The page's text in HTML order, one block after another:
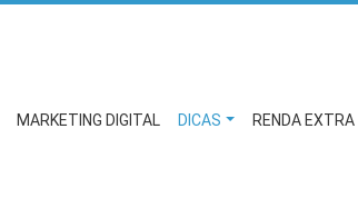
MARKETING DIGITAL DICAS RENDA EXTRA